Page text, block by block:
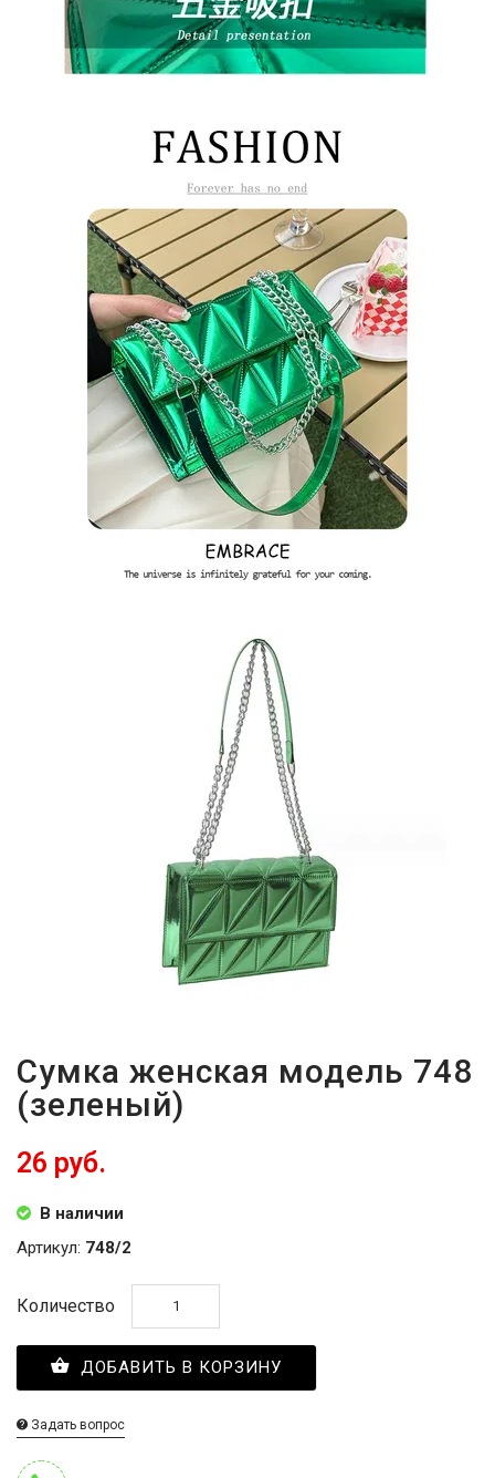
Сумка женская модель 748
(зеленый)
26 руб.
В наличии
Артикул: 748/2
Количество
ДОБАВИТЬ В КОРЗИНУ
Задать вопрос